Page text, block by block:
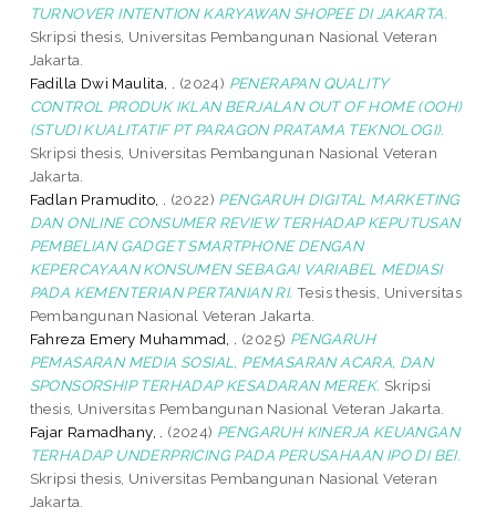
TURNOVER INTENTION KARYAWAN SHOPEE DI JAKARTA.
Skripsi thesis, Universitas Pembangunan Nasional Veteran
Jakarta.
Fadilla Dwi Maulita, .
(2024) PENERAPAN QUALITY
CONTROL PRODUK IKLAN BERJALAN OUT OF HOME (OOH)
(STUDI KUALITATIF PT PARAGON PRATAMA TEKNOLOGI).
Skripsi thesis, Universitas Pembangunan Nasional Veteran
Jakarta.
Fadlan Pramudito, .
(2022) PENGARUH DIGITAL MARKETING
DAN ONLINE CONSUMER REVIEW TERHADAP KEPUTUSAN
PEMBELIAN GADGET SMARTPHONE DENGAN
KEPERCAYAAN KONSUMEN SEBAGAI VARIABEL MEDIASI
PADA KEMENTERIAN PERTANIAN RI. Tesis thesis, Universitas
Pembangunan Nasional Veteran Jakarta.
Fahreza Emery Muhammad, .
(2025) PENGARUH
PEMASARAN MEDIA SOSIAL, PEMASARAN ACARA, DAN
SPONSORSHIP TERHADAP KESADARAN MEREK. Skripsi
thesis, Universitas Pembangunan Nasional Veteran Jakarta.
Fajar Ramadhany, .
(2024) PENGARUH KINERJA KEUANGAN
TERHADAP UNDERPRICING PADA PERUSAHAAN IPO DI BEI.
Skripsi thesis, Universitas Pembangunan Nasional Veteran
Jakarta.